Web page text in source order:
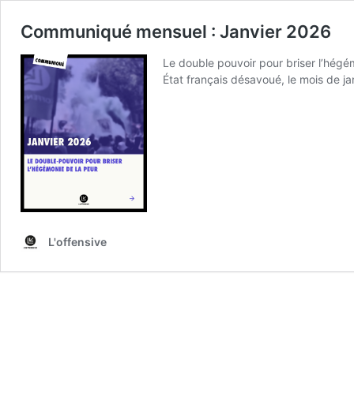
Communiqué mensuel : Janvier 2026
Le double pouvoir pour briser
État français désavoué, le mois de
L'offensive